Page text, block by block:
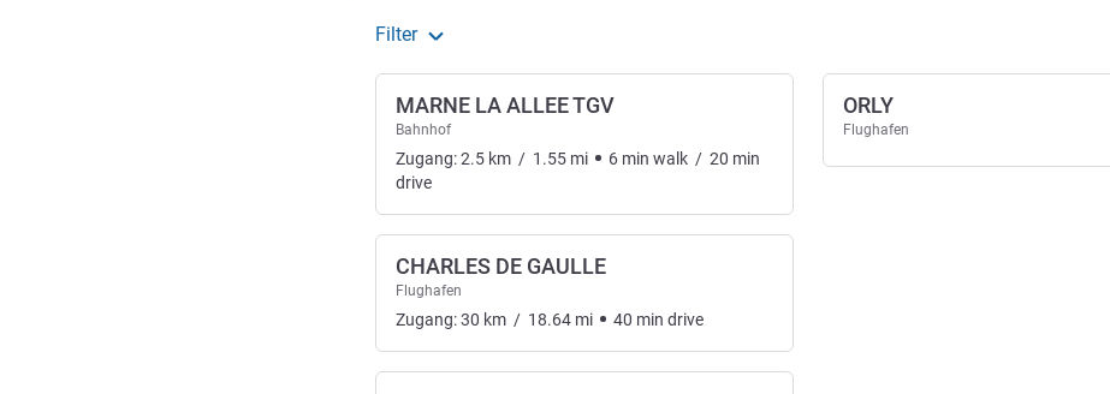
Filter
MARNE LA ALLEE TGV
Bahnhof
Zugang:2.5 km / 1.55 mi 6 min walk / 20 min
drive
CHARLES DE GAULLE
Flughafen
Zugang:30 km / 18.64 mi 40 min drive
ORLY
Flughafen